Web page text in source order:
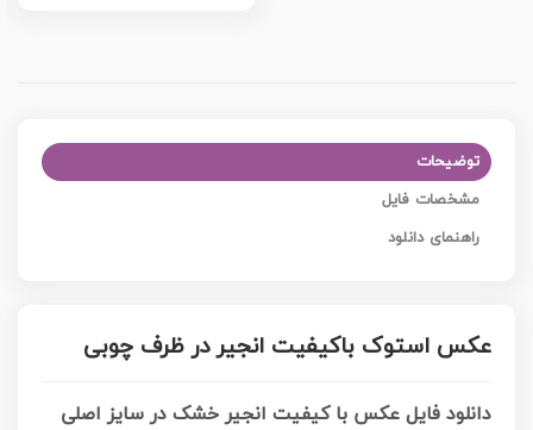
توضیحات
مشخصات فایل
راهنمای دانلود
عکس استوک باکیفیت انجیر در ظرف چوبی
دانلود فایل عکس با کیفیت انجیر خشک در سایز اصلی